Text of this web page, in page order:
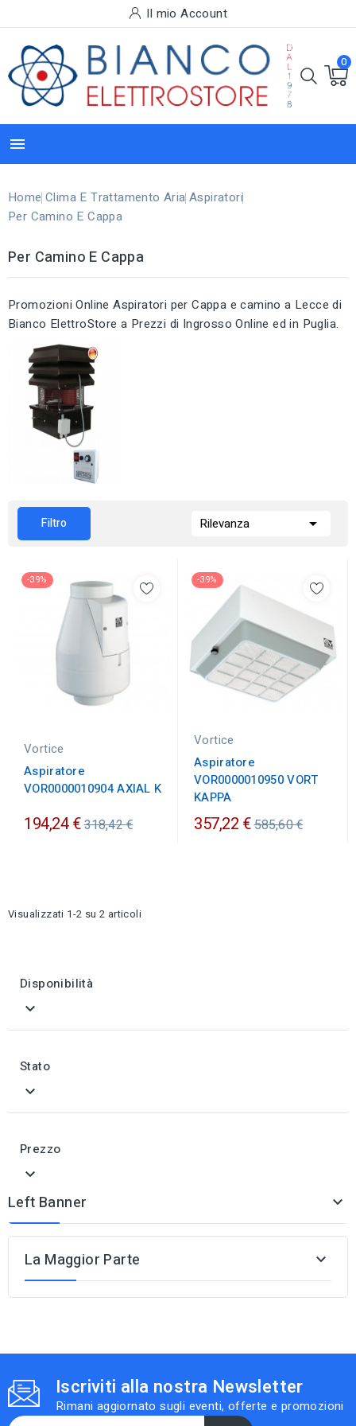
Il mio Account
0

Home Clima E Trattamento Aria Aspiratori
Per Camino E Cappa
Per Camino E Cappa
Promozioni Online Aspiratori per Cappa e camino a Lecce di
Bianco ElettroStore a Prezzi di Ingrosso Online ed in Puglia.
Filtro Rilevanza 
-39%
Vortice
Aspiratore
VOR0000010904 AXIAL K
194,24 €Prezzo
318,42 €
-39%
Vortice
Aspiratore
VOR0000010950 VORT
KAPPA
357,22 €Prezzo
585,60 €
Visualizzati 1-2 su 2 articoli
Disponibilità

Stato

Prezzo

Left Banner 
La Maggior Parte 
Iscriviti alla nostra Newsletter
Rimani aggiornato sugli eventi, offerte e promozioni